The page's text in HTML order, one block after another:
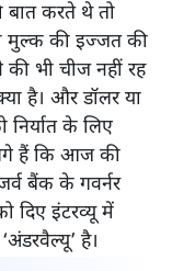
बात करते थे तो
मुल्क की इज्जत की
की भी चीज नहीं रह
है। और डॉलर या
के लिए
हैं कि आज की
बैंक के गवर्नर
दिए इंटरव्यू में
है।